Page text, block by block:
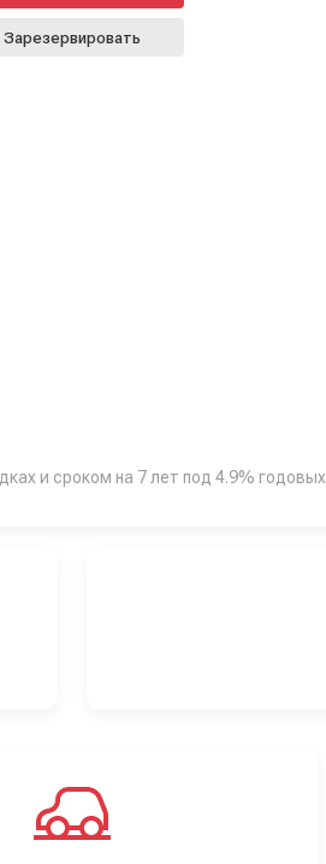
Зарезервировать
и сроком на 7 лет под 4.9% годовых